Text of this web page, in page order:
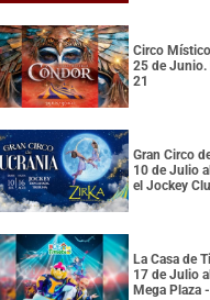
Circo
25 de Junio.
21
Gran Circo
10 de Julio
el Jockey
La Casa de
17 de Julio
Mega Plaza